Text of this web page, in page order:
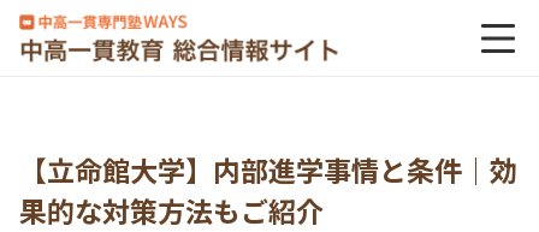
【立命館大学】内部進学事情と条件｜効
果的な対策方法もご紹介